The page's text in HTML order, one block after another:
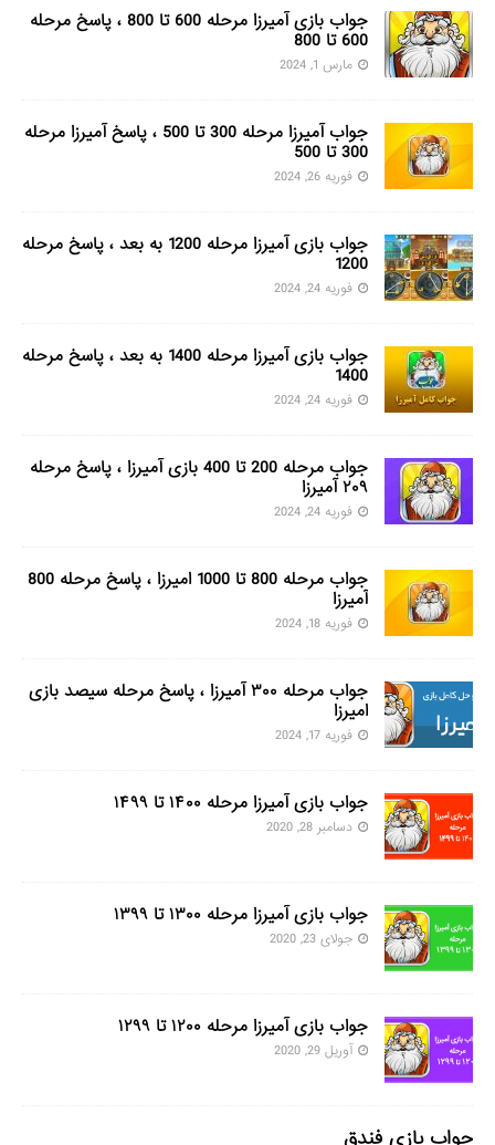
جواب بازی آمیرزا مرحله 600 تا 800 ، پاسخ مرحله
600 تا 800
مارس 1, 2024
جواب آمیرزا مرحله 300 تا 500 ، پاسخ آمیرزا مرحله
300 تا 500
فوریه 26, 2024
جواب بازی آمیرزا مرحله 1200 به بعد ، پاسخ مرحله
1200
فوریه 24, 2024
جواب بازی آمیرزا مرحله 1400 به بعد ، پاسخ مرحله
1400
فوریه 24, 2024
جواب مرحله 200 تا 400 بازی آمیرزا ، پاسخ مرحله
۲۰۹ آمیرزا
فوریه 24, 2024
جواب مرحله 800 تا 1000 امیرزا ، پاسخ مرحله 800
آمیرزا
فوریه 18, 2024
جواب مرحله ۳۰۰ آمیرزا ، پاسخ مرحله سیصد بازی
امیرزا
فوریه 17, 2024
جواب بازی آمیرزا مرحله ۱۴۰۰ تا ۱۴۹۹
دسامبر 28, 2020
جواب بازی آمیرزا مرحله ۱۳۰۰ تا ۱۳۹۹
جولای 23, 2020
جواب بازی آمیرزا مرحله ۱۲۰۰ تا ۱۲۹۹
آوریل 29, 2020
جواب بازی فندق